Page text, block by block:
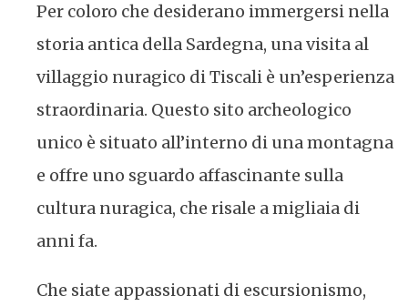
Per coloro che desiderano immergersi nella
storia antica della Sardegna, una visita al
villaggio nuragico di Tiscali è un’esperienza
straordinaria. Questo sito archeologico
unico è situato all’interno di una montagna
e offre uno sguardo affascinante sulla
cultura nuragica, che risale a migliaia di
anni fa.
Che siate appassionati di escursionismo,